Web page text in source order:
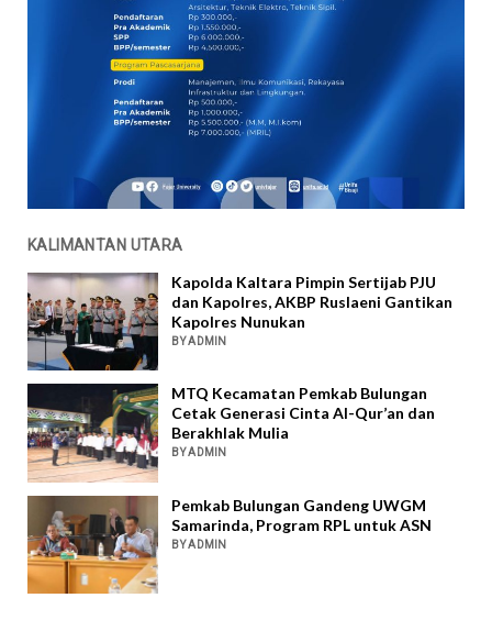
KALIMANTAN UTARA
Kapolda Kaltara Pimpin Sertijab PJU
dan Kapolres, AKBP Ruslaeni Gantikan
Kapolres Nunukan
BY ADMIN
MTQ Kecamatan Pemkab Bulungan
Cetak Generasi Cinta Al-Qur’an dan
Berakhlak Mulia
BY ADMIN
Pemkab Bulungan Gandeng UWGM
Samarinda, Program RPL untuk ASN
BY ADMIN